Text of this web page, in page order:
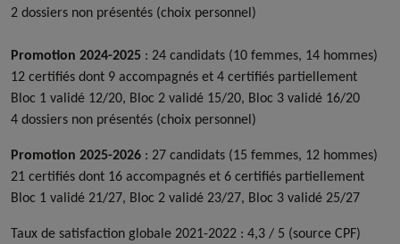
2 dossiers non présentés (choix personnel)
Promotion 2024-2025 : 24 candidats (10 femmes, 14 hommes)
12 certifiés dont 9 accompagnés et 4 certifiés partiellement
Bloc 1 validé 12/20, Bloc 2 validé 15/20, Bloc 3 validé 16/20
4 dossiers non présentés (choix personnel)
Promotion 2025-2026 : 27 candidats (15 femmes, 12 hommes)
21 certifiés dont 16 accompagnés et 6 certifiés partiellement
Bloc 1 validé 21/27, Bloc 2 validé 23/27, Bloc 3 validé 25/27
Taux de satisfaction globale 2021-2022 : 4,3 / 5 (source CPF)